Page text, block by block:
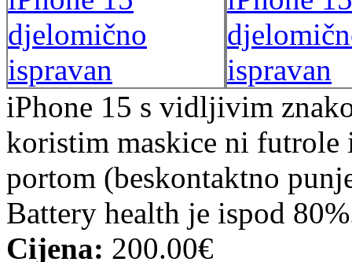
iPhone 15 s vidljivim
koristim maskice ni
portom (beskontaktno
Battery health je ispod
Cijena: 200.00€